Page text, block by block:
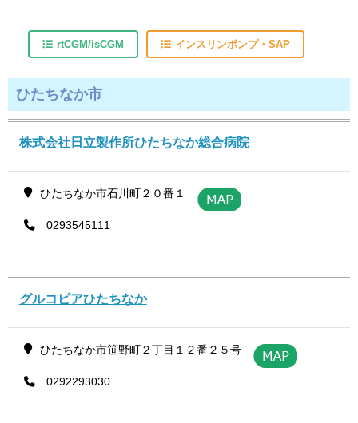
rtCGM/isCGM インスリンポンプ・SAP
ひたちなか市
株式会社日立製作所ひたちなか総合病院
ひたちなか市石川町２０番１
0293545111
グルコピアひたちなか
ひたちなか市笹野町２丁目１２番２５号
0292293030